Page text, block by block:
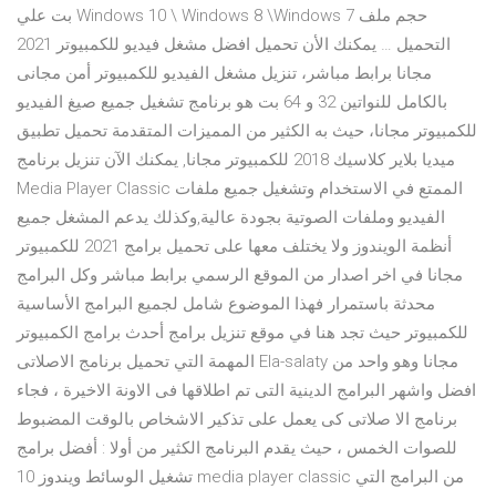
بت علي Windows 10 \ Windows 8 \Windows 7 حجم ملف
التحميل … يمكنك الأن تحميل افضل مشغل فيديو للكمبيوتر 2021
مجانا برابط مباشر، تنزيل مشغل الفيديو للكمبيوتر أمن مجانى
بالكامل للنواتين 32 و 64 بت هو برنامج تشغيل جميع صيغ الفيديو
للكمبيوتر مجانا، حيث به الكثير من المميزات المتقدمة تحميل تطبيق
ميديا بلاير كلاسيك 2018 للكمبيوتر مجانا, يمكنك الآن تنزيل برنامج
Media Player Classic الممتع في الاستخدام وتشغيل جميع ملفات
الفيديو وملفات الصوتية بجودة عالية,وكذلك يدعم المشغل جميع
أنظمة الويندوز ولا يختلف معها على تحميل برامج 2021 للكمبيوتر
مجانا في اخر اصدار من الموقع الرسمي برابط مباشر وكل البرامج
محدثة باستمرار فهذا الموضوع شامل لجميع البرامج الأساسية
للكمبيوتر حيث تجد هنا في موقع تنزيل برامج أحدث برامج الكمبيوتر
المهمة التي تحميل برنامج الاصلاتى Ela-salaty مجانا وهو واحد من
افضل واشهر البرامج الدينية التى تم اطلاقها فى الاونة الاخيرة ، فجاء
برنامج الا صلاتى كى يعمل على تذكير الاشخاص بالوقت المضبوط
للصوات الخمس ، حيث يقدم البرنامج الكثير من أولا : أفضل برامج
تشغيل الوسائط ويندوز 10 media player classic من البرامج التي